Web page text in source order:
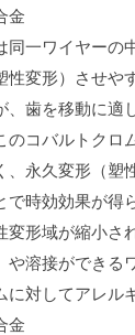
金
同一ワイヤーの
性変形）させや
、歯を移動に適
のコバルトクロ
、永久変形（塑
で時効効果が得
形域が縮小さ
や溶接ができる
に対してアレル
金